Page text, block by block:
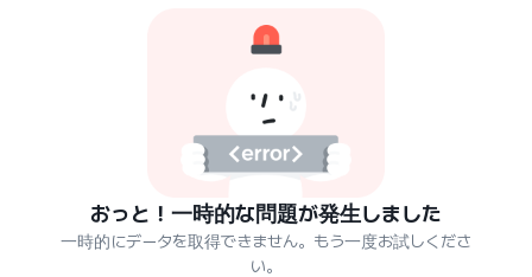
おっと！一時的な問題が発生しました
一時的にデータを取得できません。もう一度お試しくださ
い。